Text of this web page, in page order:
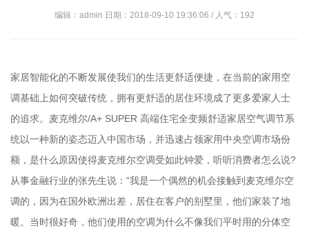
编辑：admin 日期：2018-09-10 19:36:06 / 人气： 192
家居智能化的不断发展使我们的生活更舒适便捷，在当前的家用空
调基础上如何突破传统，拥有更舒适的居住环境成了更多爱家人士
的追求。麦克维尔/A+ SUPER 高端住宅全变频舒适家居空气调节系
统以一种新的姿态迈入中国市场，并迅速占领家用中央空调市场份
额，是什么原因使得麦克维尔空调受如此钟爱，听听消费者怎么说?
从事金融行业的张先生说：“我是一个偶然的机会接触到麦克维尔空
调的，因为在国外欧洲出差，居住在客户的别墅里，他们家装了地
暖。当时很好奇，他们使用的空调为什么不像我们平时用的分体空